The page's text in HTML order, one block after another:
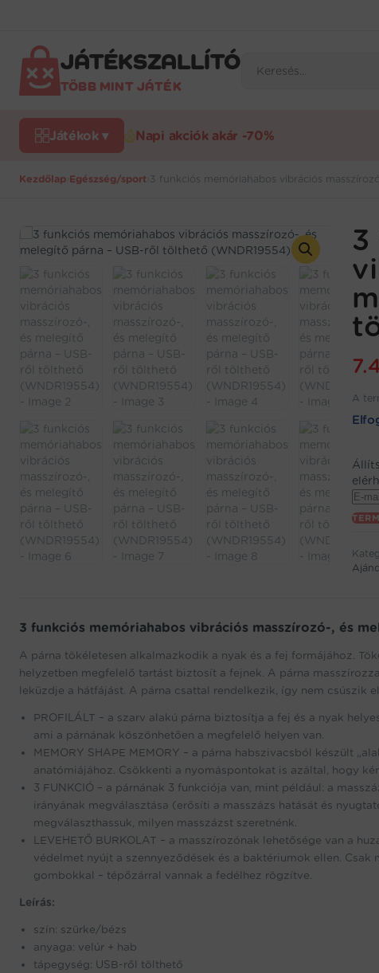
JÁTÉKSZALLÍTÓ
TÖBB MINT JÁTÉK
search
Játékok ▾ Napi akciók akár -70%
Kezdőlap Egészség/sport 3 funkciós memóriahabos vibrációs
3
A
Enter
your
to
join
for
3 funkciós memóriahabos vibrációs masszírozó-, és
A párna tökéletesen alkalmazkodik a nyak és a fej formájához.
helyzetben megfelelő tartást biztosít a fejnek. A párna
leküzdje a hátfájást. A párna csattal rendelkezik, így nem csúszik el
PROFILÁLT – a szarv alakú párna biztosítja a fej és a nyak
ami a párnának köszönhetően a megfelelő helyen van.
MEMORY SHAPE MEMORY – a párna habszivacsból készült
anatómiájához. Csökkenti a nyomáspontokat is azáltal, hogy
3 FUNKCIÓ – a párnának 3 funkciója van, mint például: a
irányának megválasztása (erősíti a masszázs hatását és
megválaszthassuk, milyen masszázst szeretnénk.
LEVEHETŐ BURKOLAT – a masszírozónak lehetősége van a
védelmet nyújt a szennyeződések és a baktériumok ellen.
gombokkal – tépőzárral vannak a fedélhez rögzítve.
Leírás:
szín: szürke/bézs
anyaga: velúr + hab
tápegység: USB-ről tölthető